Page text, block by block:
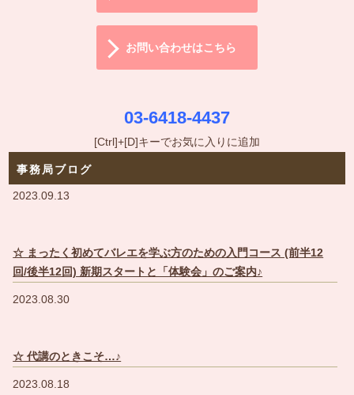
お問い合わせはこちら
03-6418-4437
[Ctrl]+[D]キーでお気に入りに追加
事務局ブログ
2023.09.13
☆ まったく初めてバレエを学ぶ方のための入門コース (前半12
回/後半12回) 新期スタートと「体験会」のご案内♪
2023.08.30
☆ 代講のときこそ…♪
2023.08.18